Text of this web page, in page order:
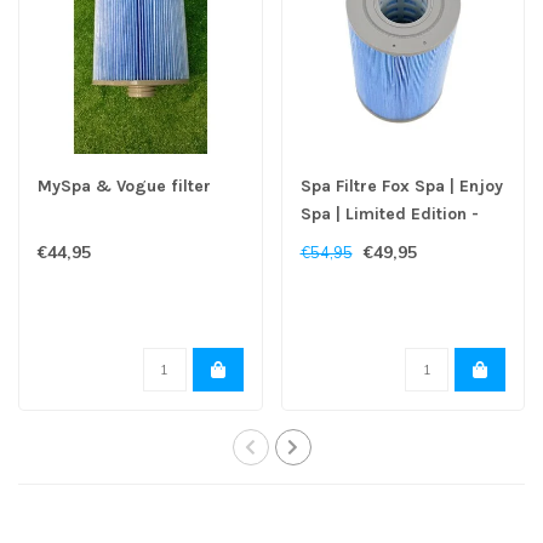
MySpa & Vogue filter
€44,95
Spa Filtre Fox Spa | Enjoy
Spa | Limited Edition -
Copy
€54,95 €49,95